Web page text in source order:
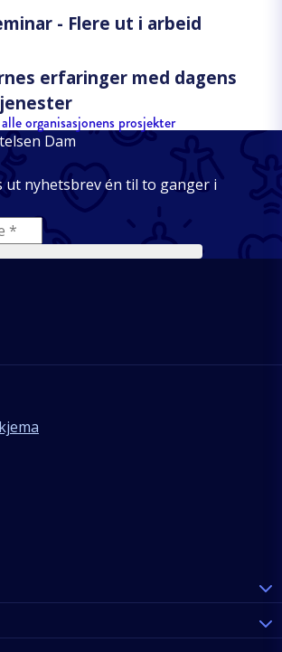
- Flere ut i arbeid
erfaringer med dagens
organisasjonens prosjekter
Dam
ut nyhetsbrev én til to ganger i